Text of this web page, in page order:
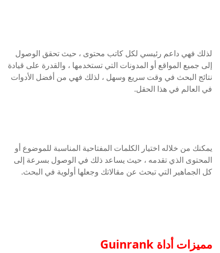
لذلك فهي داعم رئيسي لكل كاتب محتوى ، حيث تحقق الوصول
إلى جميع المواقع أو المدونات التي تستخدمها ، والقدرة على قيادة
نتائج البحث في وقت سريع وسهل ، لذلك فهي من أفضل الأدوات
في العالم في هذا الحقل.
يمكنك من خلاله اختيار الكلمات المفتاحية المناسبة للموضوع أو
المحتوى الذي تقدمه ، حيث يساعد ذلك في الوصول بسرعة إلى
كل الجماهير التي تبحث عن مقالاتك وجعلها أولوية في البحث.
مميزات أداة Guinrank